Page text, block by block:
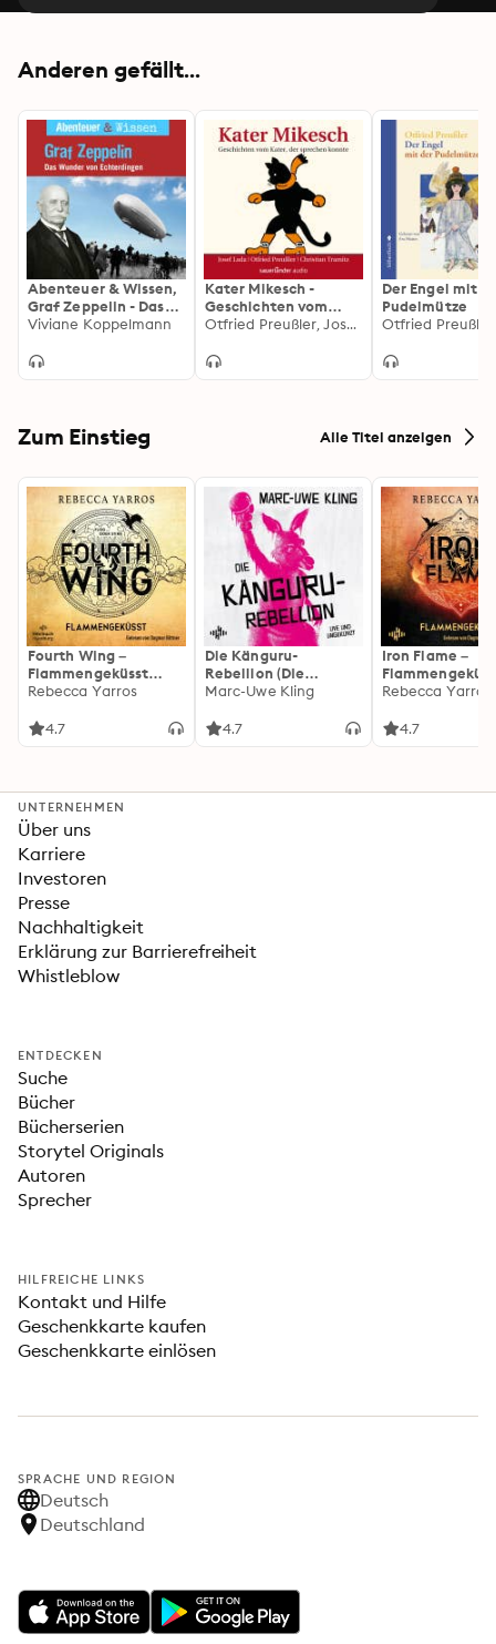
Anderen gefällt...
Abenteuer & Wissen,
Graf Zeppelin - Das
Wunder von
Viviane Koppelmann
Kater Mikesch -
Geschichten vom
Kater, der sprechenOtfried Preußler, Josef Lada
Der Engel mit
Pudelmütze
Otfried Preußler
Zum Einstieg Alle Titel anzeigen
Fourth Wing –
Flammengeküsst
(Flammengeküsst-
Rebecca Yarros
4.7
Die Känguru-
Rebellion (Die
Känguru-Werke 5)
Marc-Uwe Kling
4.7
Iron Flame –
heißersehnte
Rebecca Yarros
4.7
UNTERNEHMEN
Über uns
Karriere
Investoren
Presse
Nachhaltigkeit
Erklärung zur Barrierefreiheit
Whistleblow
ENTDECKEN
Suche
Bücher
Bücherserien
Storytel Originals
Autoren
Sprecher
HILFREICHE LINKS
Kontakt und Hilfe
Geschenkkarte kaufen
Geschenkkarte einlösen
SPRACHE UND REGION
Deutsch
Deutschland